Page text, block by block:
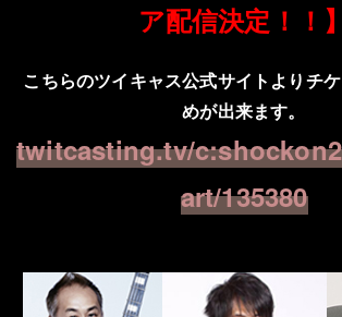
ア配信決定！！】
こちらのツイキャス公式サイトよりチ
めが出来ます。
twitcasting.tv/
art/135380